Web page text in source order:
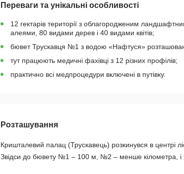
Переваги та унікальні особливості
12 гектарів території з облагородженим
алеями, 80 видами дерев і 40 видами квітів;
бювет Трускавця №1 з водою «Нафтуся»
тут працюють медичні фахівці з 12 різних профілів;
практично всі медпроцедури включені в путівку.
Розташування
Кришталевий палац (Трускавець) розкинувся в центрі
Звідси до бювету №1 – 100 м, №2 – менше кілометра, і